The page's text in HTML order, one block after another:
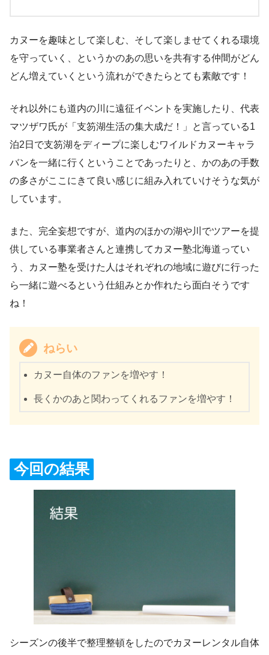
カヌーを趣味として楽しむ、そして楽しませてくれる環境
を守っていく、というかのあの思いを共有する仲間がどん
どん増えていくという流れができたらとても素敵です！
それ以外にも道内の川に遠征イベントを実施したり、代表
マツザワ氏が「支笏湖生活の集大成だ！」と言っている1
泊2日で支笏湖をディープに楽しむワイルドカヌーキャラ
バンを一緒に行くということであったりと、かのあの手数
の多さがここにきて良い感じに組み入れていけそうな気が
しています。
また、完全妄想ですが、道内のほかの湖や川でツアーを提
供している事業者さんと連携してカヌー塾北海道ってい
う、カヌー塾を受けた人はそれぞれの地域に遊びに行った
ら一緒に遊べるという仕組みとか作れたら面白そうです
ね！
ねらい
カヌー自体のファンを増やす！
長くかのあと関わってくれるファンを増やす！
今回の結果
シーズンの後半で整理整頓をしたのでカヌーレンタル自体